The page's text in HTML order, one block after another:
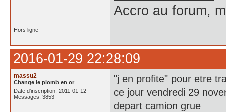
Accro au forum,
Hors ligne
2016-01-29 22:28:09
massu2
Change le plomb en or
Date d'inscription: 2011-01-12
Messages: 3853
"j en profite" pour etre
ce jour vendredi 29
depart camion grue